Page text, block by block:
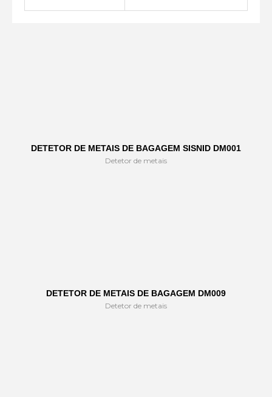
DETETOR DE METAIS DE BAGAGEM SISNID DM001
Detetor de metais
DETETOR DE METAIS DE BAGAGEM DM009
Detetor de metais